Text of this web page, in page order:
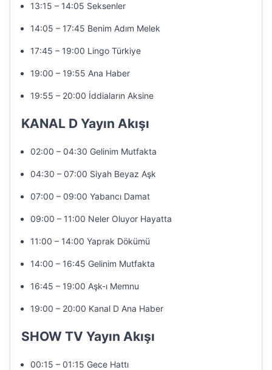
13:15 – 14:05 Seksenler
14:05 – 17:45 Benim Adım Melek
17:45 – 19:00 Lingo Türkiye
19:00 – 19:55 Ana Haber
19:55 – 20:00 İddiaların Aksine
KANAL D Yayın Akışı
02:00 – 04:30 Gelinim Mutfakta
04:30 – 07:00 Siyah Beyaz Aşk
07:00 – 09:00 Yabancı Damat
09:00 – 11:00 Neler Oluyor Hayatta
11:00 – 14:00 Yaprak Dökümü
14:00 – 16:45 Gelinim Mutfakta
16:45 – 19:00 Aşk-ı Memnu
19:00 – 20:00 Kanal D Ana Haber
SHOW TV Yayın Akışı
00:15 – 01:15 Gece Hattı